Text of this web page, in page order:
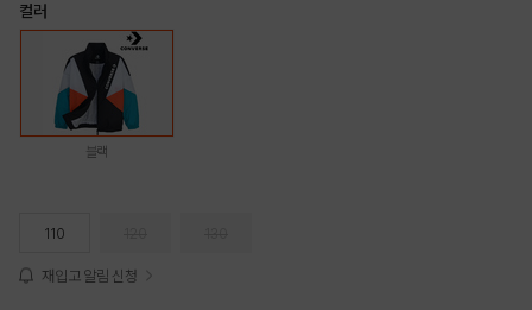
컬러
블랙
110
재입고 알림 신청